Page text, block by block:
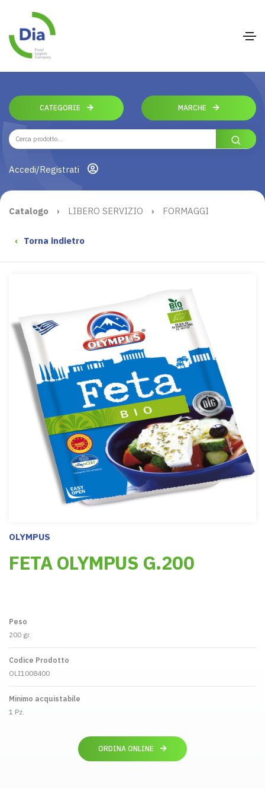
CATEGORIE MARCHE
Accedi/Registrati
Catalogo › LIBERO SERVIZIO › FORMAGGI
‹ Torna indietro
OLYMPUS
FETA OLYMPUS G.200
Peso
200 gr.
Codice Prodotto
OLI1008400
Minimo acquistabile
1 Pz.
ORDINA ONLINE